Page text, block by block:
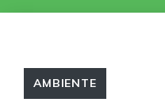
AMBIENTE